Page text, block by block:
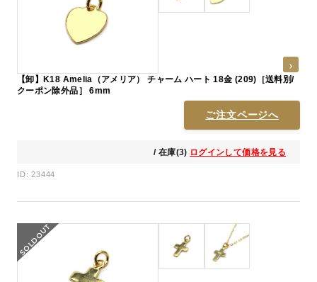
【卸】K18 Amelia（アメリア） チャーム ハート 18金 (209)［送料別/
クーポン除外品］ 6mm
ご注文ページへ
/ 在庫(3) ログインして価格を見る
ID: 23444